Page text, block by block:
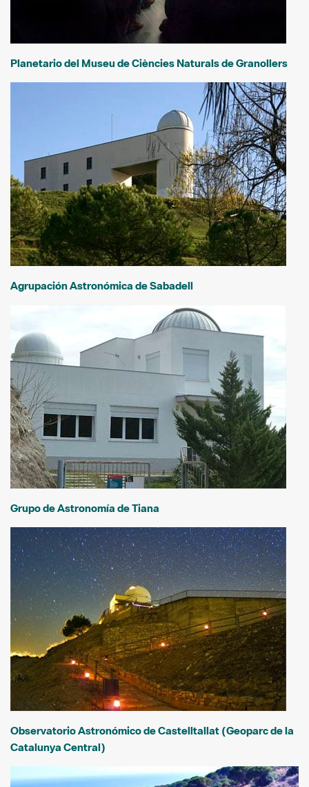
Planetario del Museu de Ciències Naturals de Granollers
Agrupación Astronómica de Sabadell
Grupo de Astronomía de Tiana
Observatorio Astronómico de Castelltallat (Geoparc de la
Catalunya Central)